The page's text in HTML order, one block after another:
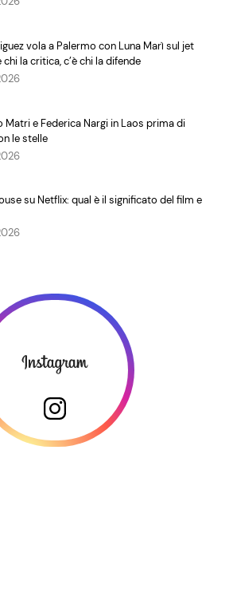
vola a Palermo con Luna Marì sul jet
chi la critica, c’è chi la difende
Matri e Federica Nargi in Laos prima di
le stelle
su Netflix: qual è il significato del film e